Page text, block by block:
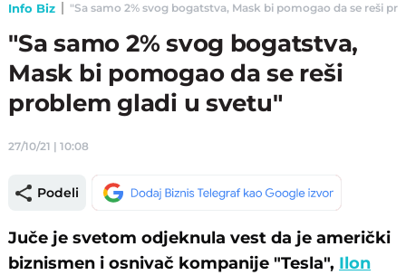
Info Biz "Sa samo 2% svog bogatstva, Mask bi pomogao da se reši
"Sa samo 2% svog bogatstva,
Mask bi pomogao da se reši
problem gladi u svetu"
27/10/21 | 10:08
Podeli
Juče je svetom odjeknula vest da je američki
biznismen i osnivač kompanije "Tesla", Ilon